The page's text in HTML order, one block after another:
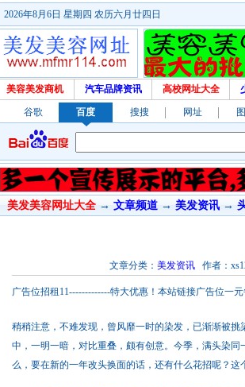
2026年8月6日 星期四 农历六月廿四日
美容美发商机 汽车品牌资讯 高校网址大全
谷歌 百度 搜搜 网址
美发美容网址大全 → 文章频道→ 美发资讯 →
文章分类： 美发资讯作者：
广告位招租11-------------特大优惠！本站链接广告位一
稍稍注意，不难发现，曾风靡一时的染发，已渐渐被
中，一明一暗，对比重叠，颇有创意。今季，满头染
么，要在新的一年改头换面的话，还有什么花招呢？这